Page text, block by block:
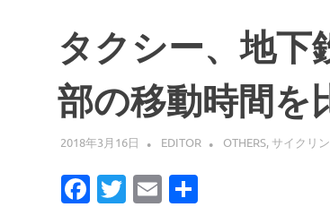
タクシー、地下
部の移動時間を
2018年3月16日 EDITOR OTHERS, サイクリ
Facebook
Twitter
Email